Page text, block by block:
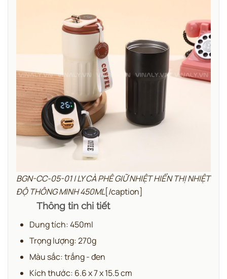
BGN-CC-05-01 | LY CÀ PHÊ GIỮ NHIỆT HIỂN THỊ NHIỆT
ĐỘ THÔNG MINH 450ML[/caption]
Thông tin chi tiết
Dung tích: 450ml
Trọng lượng: 270g
Màu sắc: trắng - đen
Kích thước: 6.6 x 7 x 15.5 cm